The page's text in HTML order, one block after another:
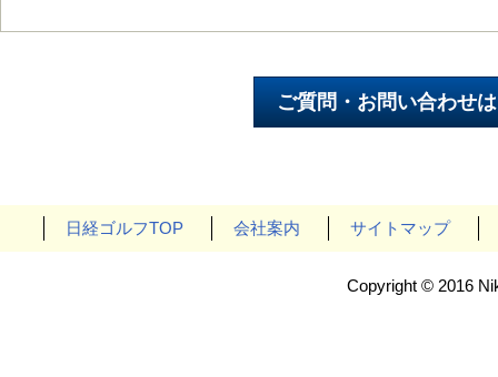
日経ゴルフTOP 会社案内 サイトマップ
Copyright © 2016